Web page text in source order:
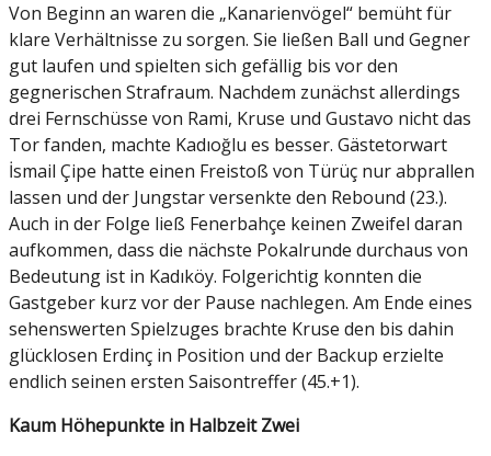
Von Beginn an waren die „Kanarienvögel“ bemüht für
klare Verhältnisse zu sorgen. Sie ließen Ball und Gegner
gut laufen und spielten sich gefällig bis vor den
gegnerischen Strafraum. Nachdem zunächst allerdings
drei Fernschüsse von Rami, Kruse und Gustavo nicht das
Tor fanden, machte Kadıoğlu es besser. Gästetorwart
İsmail Çipe hatte einen Freistoß von Türüç nur abprallen
lassen und der Jungstar versenkte den Rebound (23.).
Auch in der Folge ließ Fenerbahçe keinen Zweifel daran
aufkommen, dass die nächste Pokalrunde durchaus von
Bedeutung ist in Kadıköy. Folgerichtig konnten die
Gastgeber kurz vor der Pause nachlegen. Am Ende eines
sehenswerten Spielzuges brachte Kruse den bis dahin
glücklosen Erdinç in Position und der Backup erzielte
endlich seinen ersten Saisontreffer (45.+1).
Kaum Höhepunkte in Halbzeit Zwei